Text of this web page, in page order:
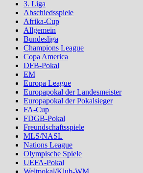
3. Liga
Abschiedsspiele
Afrika-Cup
Allgemein
Bundesliga
Champions League
Copa America
DFB-Pokal
EM
Europa League
Europapokal der Landesmeister
Europapokal der Pokalsieger
FA-Cup
FDGB-Pokal
Freundschaftsspiele
MLS/NASL
Nations League
Olympische Spiele
UEFA-Pokal
Weltpokal/Klub-WM